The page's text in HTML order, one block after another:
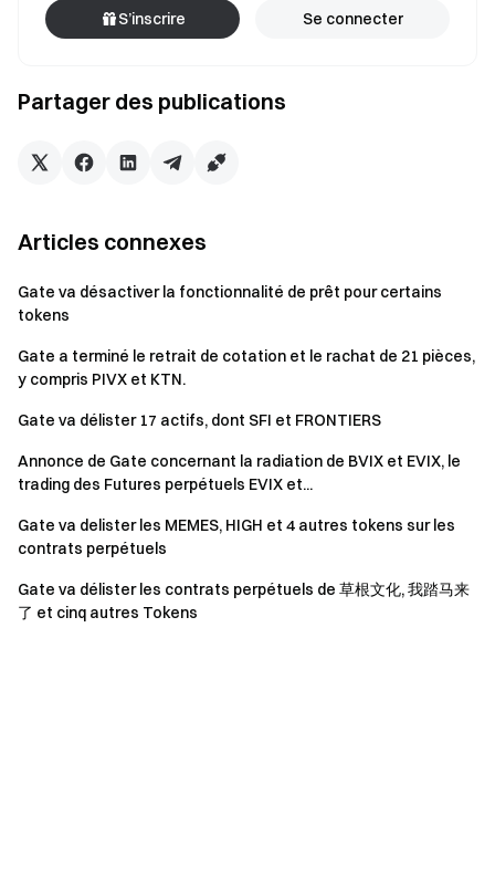
obtenir les dernières informations.
Partager des publications
S’inscrire Se connecter
Articles connexes
Gate va désactiver la fonctionnalité de prêt pour certains
tokens
Gate a terminé le retrait de cotation et le rachat de 21 pièces,
y compris PIVX et KTN.
Gate va délister 17 actifs, dont SFI et FRONTIERS
Annonce de Gate concernant la radiation de BVIX et EVIX, le
trading des Futures perpétuels EVIX et...
Gate va delister les MEMES, HIGH et 4 autres tokens sur les
contrats perpétuels
Gate va délister les contrats perpétuels de 草根文化, 我踏马来
了 et cinq autres Tokens